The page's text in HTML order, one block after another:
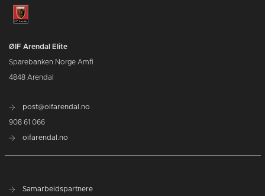
ØIF Arendal Elite
Sparebanken Norge Amfi
4848 Arendal
post@oifarendal.no
908 61 066
oifarendal.no
Samarbeidspartnere